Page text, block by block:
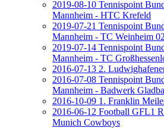
2019-08-10 Tennispoint
Mannheim - HTC Krefeld
2019-07-21 Tennispoint
Mannheim - TC Weinheim 02
2019-07-14 Tennispoint
Mannheim - TC
2016-07-13 2.
2016-07-08 Tennispoint
Mannheim - Badwerk
2016-10-09 1. Franklin
2016-06-12 Football GFL1
Munich Cowboys